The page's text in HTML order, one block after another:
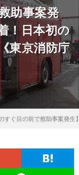
助事案発
！日本初の
東京消防庁
のすぐ目の前で救助事案発